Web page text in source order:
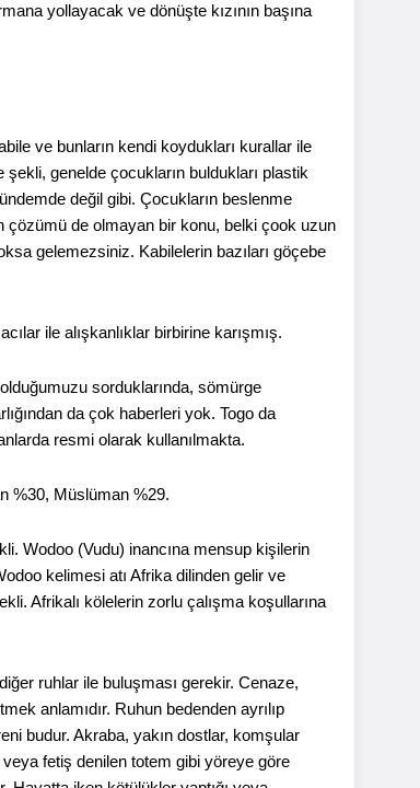
yollayacak ve dönüşte kızının başına
ve bunların kendi koydukları kurallar ile
genelde çocukların buldukları plastik
değil gibi. Çocukların beslenme
çözümü de olmayan bir konu, belki çook uzun
gelemezsiniz. Kabilelerin bazıları göçebe
ile alışkanlıklar birbirine karışmış.
sorduklarında, sömürge
da çok haberleri yok. Togo da
resmi olarak kullanılmakta.
%30, Müslüman %29.
Wodoo (Vudu) inancına mensup kişilerin
kelimesi atı Afrika dilinden gelir ve
Afrikalı kölelerin zorlu çalışma koşullarına
ruhlar ile buluşması gerekir. Cenaze,
anlamıdır. Ruhun bedenden ayrılıp
budur. Akraba, yakın dostlar, komşular
fetiş denilen totem gibi yöreye göre